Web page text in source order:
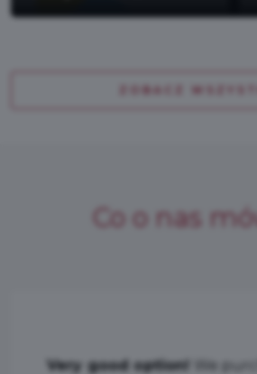
Co o nas
Excellent! I used 72-Hour